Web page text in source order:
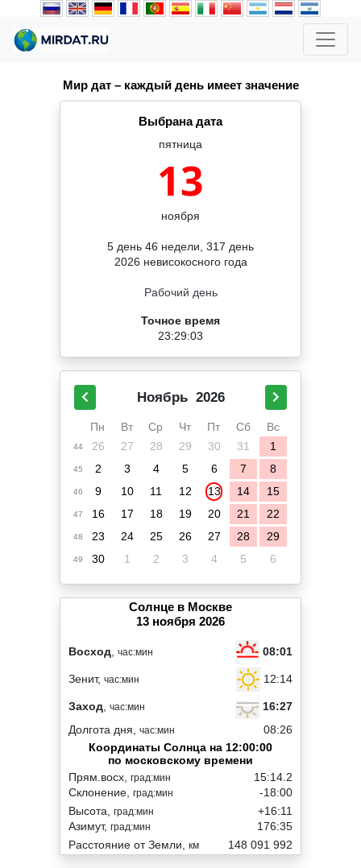
Мир дат – каждый день имеет значение
Выбрана дата
пятница
13
ноября
5 день 46 недели, 317 день
2026 невисокосного года
Рабочий день
Точное время
23:29:04
Ноябрь 2026
Пн Вт Ср Чт Пт Сб Вс
44 26 27 28 29 30 31 1
45 2 3 4 5 6 7 8
46 9 10 11 12 13 14 15
47 16 17 18 19 20 21 22
48 23 24 25 26 27 28 29
49 30 1 2 3 4 5 6
Солнце в Москве
13 ноября 2026
Восход час:мин 08:01
Зенит, час:мин 12:14
Заход час:мин
16:27
Долгота дня, час:мин
08:26
Координаты Солнца на 12:00:00
по московскому времени
Прям.восх, град:мин
Склонение, град:мин
15:14.2
-18:00
Высота, град:мин
Азимут, град:мин
+16:11
176:35
Расстояние от Земли, км 148 091 992